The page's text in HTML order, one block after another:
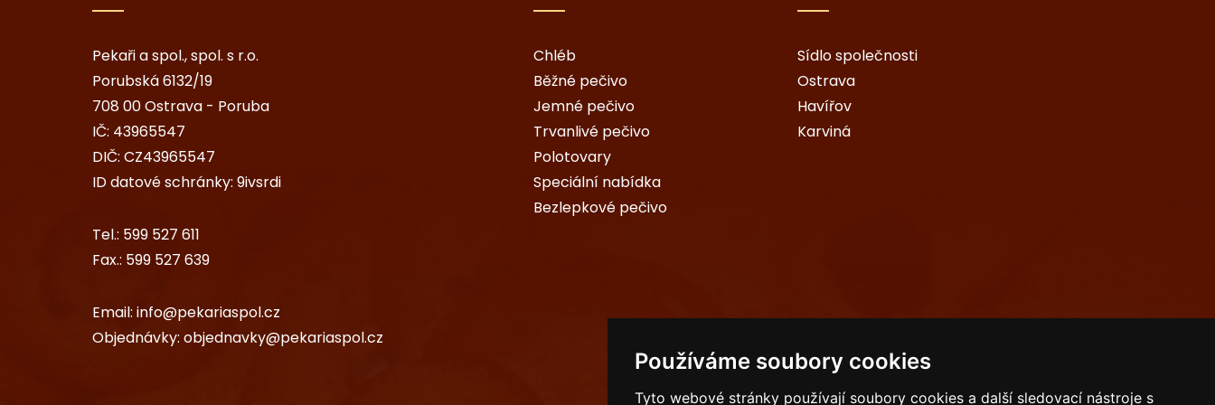
Používáme soubory cookies
Tyto webové stránky používají soubory cookies a další sledovací nástroje s
Pekaři a spol., spol. s r.o.
Porubská 6132/19
708 00 Ostrava - Poruba
IČ: 43965547
DIČ: CZ43965547
ID datové schránky: 9ivsrdi
Tel.: 599 527 611
Fax.: 599 527 639
Email: info@pekariaspol.cz
Objednávky: objednavky@pekariaspol.cz
Chléb
Běžné pečivo
Jemné pečivo
Trvanlivé pečivo
Polotovary
Speciální nabídka
Bezlepkové pečivo
Sídlo společnosti
Ostrava
Havířov
Karviná